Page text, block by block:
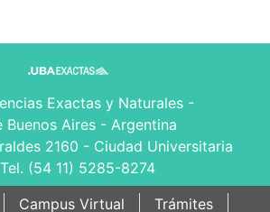
Exactas y Naturales -
Buenos Aires - Argentina
2160 - Ciudad Universitaria
(54 11) 5285-8274
Campus Virtual Trámites